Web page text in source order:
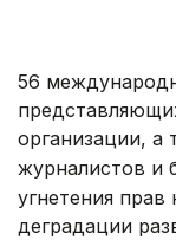
56
организации, а
журналистов и
угнетения
деградации